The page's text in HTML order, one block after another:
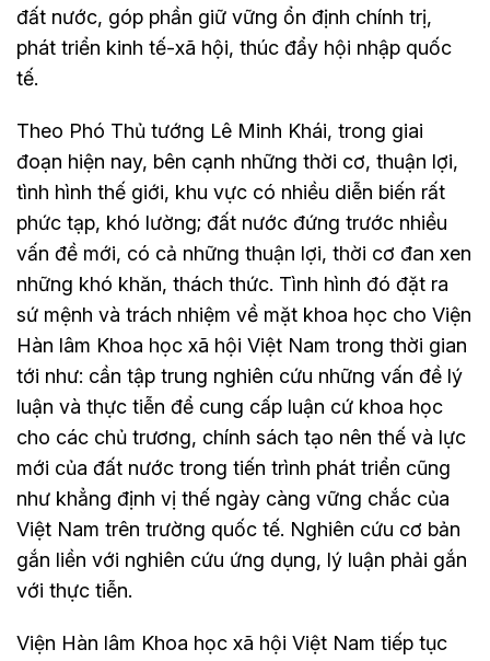
đất nước, góp phần giữ vững ổn định chính trị,
phát triển kinh tế-xã hội, thúc đẩy hội nhập quốc
tế.
Theo Phó Thủ tướng Lê Minh Khái, trong giai
đoạn hiện nay, bên cạnh những thời cơ, thuận lợi,
tình hình thế giới, khu vực có nhiều diễn biến rất
phức tạp, khó lường; đất nước đứng trước nhiều
vấn đề mới, có cả những thuận lợi, thời cơ đan xen
những khó khăn, thách thức. Tình hình đó đặt ra
sứ mệnh và trách nhiệm về mặt khoa học cho Viện
Hàn lâm Khoa học xã hội Việt Nam trong thời gian
tới như: cần tập trung nghiên cứu những vấn đề lý
luận và thực tiễn để cung cấp luận cứ khoa học
cho các chủ trương, chính sách tạo nên thế và lực
mới của đất nước trong tiến trình phát triển cũng
như khẳng định vị thế ngày càng vững chắc của
Việt Nam trên trường quốc tế. Nghiên cứu cơ bản
gắn liền với nghiên cứu ứng dụng, lý luận phải gắn
với thực tiễn.
Viện Hàn lâm Khoa học xã hội Việt Nam tiếp tục